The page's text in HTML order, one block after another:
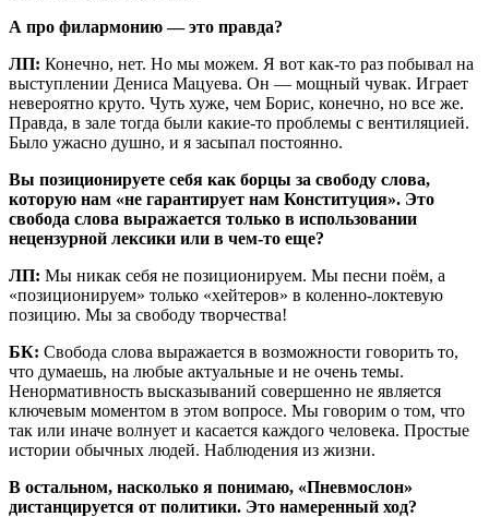
А про филармонию — это правда?
ЛП: Конечно, нет. Но мы можем. Я вот как-то раз побывал на
выступлении Дениса Мацуева. Он — мощный чувак. Играет
невероятно круто. Чуть хуже, чем Борис, конечно, но все же.
Правда, в зале тогда были какие-то проблемы с вентиляцией.
Было ужасно душно, и я засыпал постоянно.
Вы позиционируете себя как борцы за свободу слова,
которую нам «не гарантирует нам Конституция». Это
свобода слова выражается только в использовании
нецензурной лексики или в чем-то еще?
ЛП: Мы никак себя не позиционируем. Мы песни поём, а
«позиционируем» только «хейтеров» в коленно-локтевую
позицию. Мы за свободу творчества!
БК: Свобода слова выражается в возможности говорить то,
что думаешь, на любые актуальные и не очень темы.
Ненормативность высказываний совершенно не является
ключевым моментом в этом вопросе. Мы говорим о том, что
так или иначе волнует и касается каждого человека. Простые
истории обычных людей. Наблюдения из жизни.
В остальном, насколько я понимаю, «Пневмослон»
дистанцируется от политики. Это намеренный ход?